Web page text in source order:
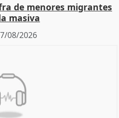
de menores migrantes
masiva
08/2026